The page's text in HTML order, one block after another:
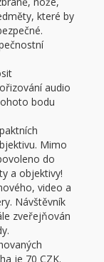
které by
audio
bodu
Mimo
do
a objektivy!
video a
Návštěvník
zveřejňován
je 70 CZK.